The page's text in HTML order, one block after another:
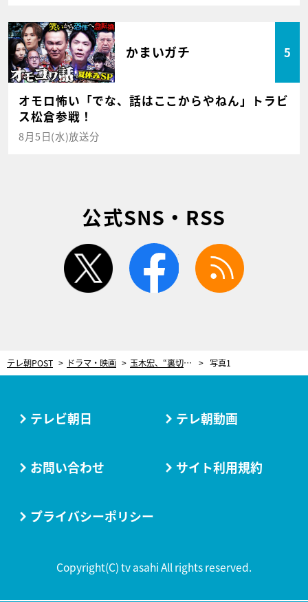
かまいガチ 5
オモロ怖い「でな、話はここからやねん」トラビ
ス松倉参戦！
8月5日(水)放送分
公式SNS・RSS
twitter facebook
テレ朝POST ドラマ・映画 玉木宏、“裏切り上司”椎名桔平と直接対決！『桜の塔』第一部は“誰も想像し得なかった結末”に 写真1
テレビ朝日 テレ朝動画
お問い合わせ サイト利用規約
プライバシーポリシー
Copyright(C) tv asahi All rights reserved.